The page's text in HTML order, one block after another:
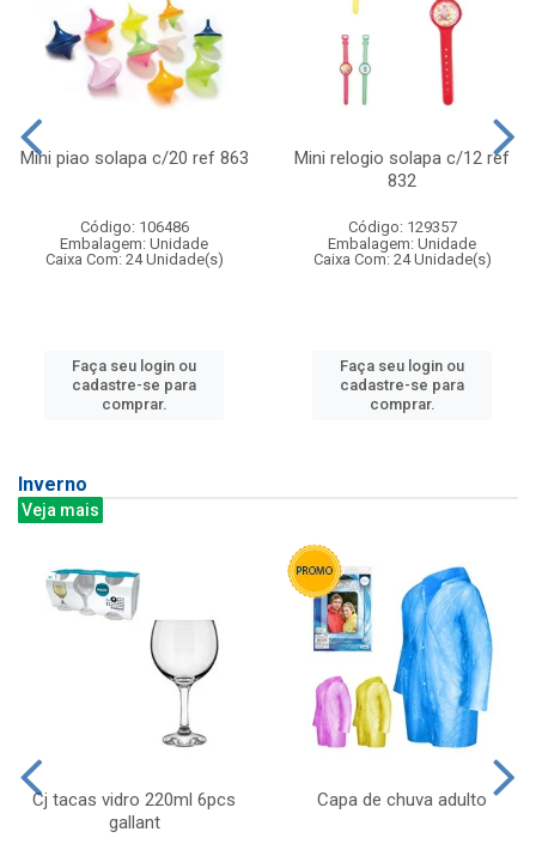
Mini piao solapa c/20 ref 863
Código: 106486
Embalagem: Unidade
Caixa Com: 24 Unidade(s)
Faça seu login ou
cadastre-se para
comprar.
Mini relogio solapa c/12 ref
832
Código: 129357
Embalagem: Unidade
Caixa Com: 24 Unidade(s)
Faça seu login ou
cadastre-se para
comprar.
Inverno
Veja mais
Cj tacas vidro 220ml 6pcs
gallant
Capa de chuva adulto